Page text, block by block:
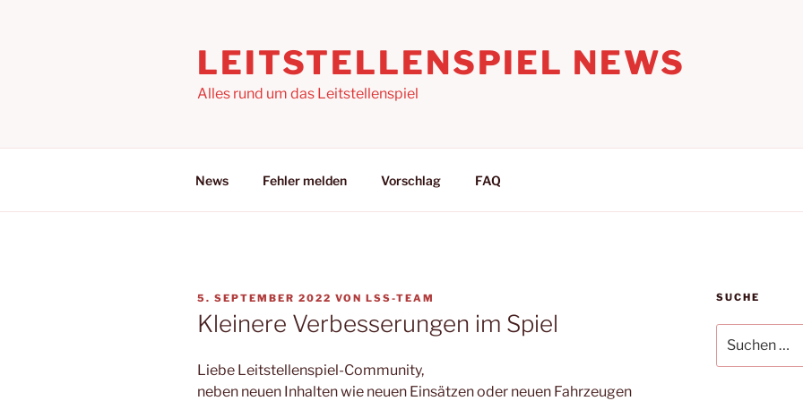
LEITSTELLENSPIEL NEWS
Alles rund um das Leitstellenspiel
News Fehler melden Vorschlag FAQ
VERÖFFENTLICHT
AM
5. SEPTEMBER 2022 VON LSS-TEAM
Kleinere Verbesserungen im Spiel
Liebe Leitstellenspiel-Community,
neben neuen Inhalten wie neuen Einsätzen oder neuen Fahrzeugen
SUCHE
nach: